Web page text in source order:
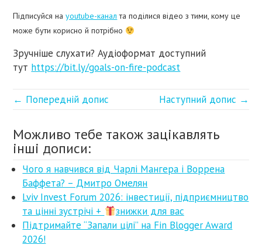
Підписуйся наyoutube-канал та поділися відео з тими, кому це
може бути корисно й потрібно
Зручніше слухати? Аудіоформат доступний
тут https://bit.ly/goals-on-fire-podcast
← Попередній допис Наступний допис →
Можливо тебе також зацікавлять
інші дописи:
Чого я навчився від Чарлі Мангера і Воррена
Баффета? – Дмитро Омелян
Lviv Invest Forum 2026: інвестиції, підприємництво
та цінні зустрічі +
знижки для вас
Підтримайте “Запали цілі” на Fin Blogger Award
2026!